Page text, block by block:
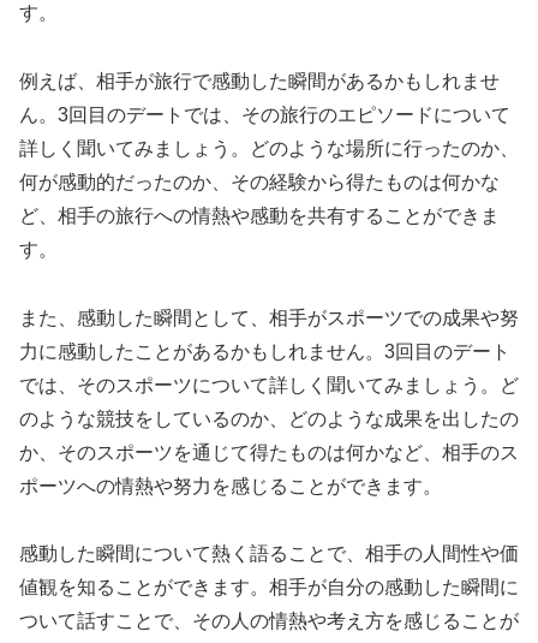
す。
例えば、相手が旅行で感動した瞬間があるかもしれませ
ん。3回目のデートでは、その旅行のエピソードについて
詳しく聞いてみましょう。どのような場所に行ったのか、
何が感動的だったのか、その経験から得たものは何かな
ど、相手の旅行への情熱や感動を共有することができま
す。
また、感動した瞬間として、相手がスポーツでの成果や努
力に感動したことがあるかもしれません。3回目のデート
では、そのスポーツについて詳しく聞いてみましょう。ど
のような競技をしているのか、どのような成果を出したの
か、そのスポーツを通じて得たものは何かなど、相手のス
ポーツへの情熱や努力を感じることができます。
感動した瞬間について熱く語ることで、相手の人間性や価
値観を知ることができます。相手が自分の感動した瞬間に
ついて話すことで、その人の情熱や考え方を感じることが